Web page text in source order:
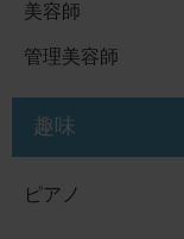
美容師
管理美容師
趣味
ピアノ